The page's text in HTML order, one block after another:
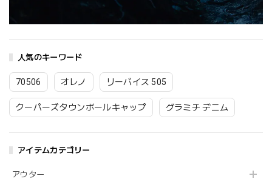
人気のキーワード
70506 オレノ リーバイス 505
クーパーズタウンボールキャップ グラミチ デニム
アイテムカテゴリー
アウター